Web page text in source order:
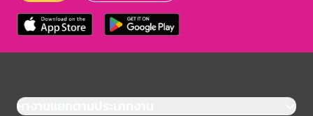
หางานแยกตามประเภทงาน